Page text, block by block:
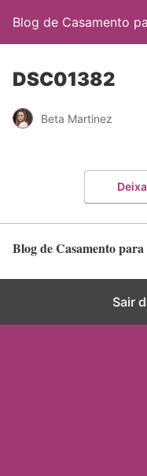
Blog de Casamento
DSC01382
Beta Martinez
Blog de Casamento
Sair